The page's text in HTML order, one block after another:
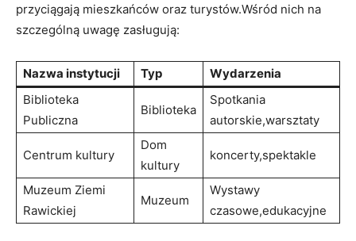
przyciągają mieszkańców oraz turystów.Wśród nich na
szczególną uwagę zasługują:
Nazwa instytucji Typ
Wydarzenia
Biblioteka
Publiczna
Biblioteka
Spotkania
autorskie,warsztaty
Centrum kultury
Dom
kultury
koncerty,spektakle
Muzeum Ziemi
Rawickiej
Muzeum
Wystawy
czasowe,edukacyjne